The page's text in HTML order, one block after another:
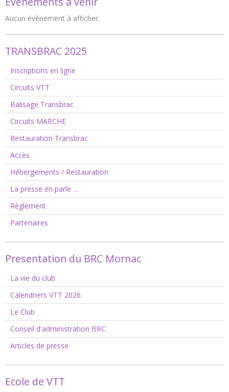
Aucun évènement à afficher.
TRANSBRAC 2025
Inscriptions en ligne
Circuits VTT
Balisage Transbrac
Circuits MARCHE
Restauration Transbrac
Accès
Hébergements / Restauration
La presse en parle ...
Règlement
Partenaires
Presentation du BRC Mornac
La vie du club
Calendriers VTT 2026
Le Club
Conseil d'administration BRC
Articles de presse
Ecole de VTT